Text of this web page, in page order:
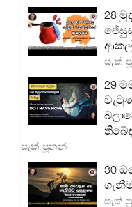
28
සැක්
29
සැක් පූනන්
30
සැක්